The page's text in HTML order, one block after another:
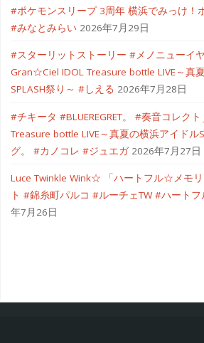
#ポケモンスリープ 3周年 横浜でみっけ！
#みなとみらい 2026年7月29日
#スターリットストーリー #メノニューイ
Gran☆Ciel IDOL Treasure bottle LIVE～真
SPLASH祭り～ #しえる 2026年7月28日
#チキータ #BLUEREGRET。 #奏音コレク
Treasure bottle LIVE～真夏の横浜アイドル
グ。 #カノコレ #ジュエガ 2026年7月27日
Luce Twinkle Wink☆ 「ハートフル☆メモ
ト #錦糸町パルコ #ルーチェTW #ハート
年7月26日